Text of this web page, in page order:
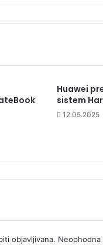
Huawei
sistem
12.05.2025
objavljivana. Neophodna